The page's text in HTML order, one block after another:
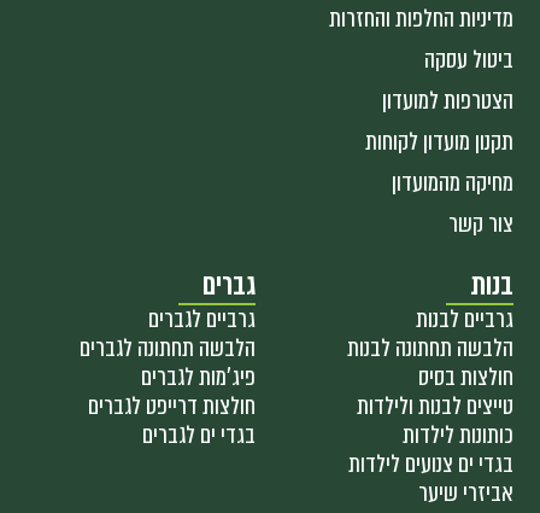
מדיניות החלפות והחזרות
ביטול עסקה
הצטרפות למועדון
תקנון מועדון לקוחות
מחיקה מהמועדון
צור קשר
בנות
גרביים לבנות
הלבשה תחתונה לבנות
חולצות בסיס
טייצים לבנות ולילדות
כותונות לילדות
בגדי ים צנועים לילדות
אביזרי שיער
גברים
גרביים לגברים
הלבשה תחתונה לגברים
פיג'מות לגברים
חולצות דרייפט לגברים
בגדי ים לגברים